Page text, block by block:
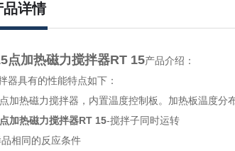
品详情
点加热磁力搅拌器RT 15产品介绍：
器具有的性能特点如下：
加热磁力搅拌器，内置温度控制板。加热板温度分
加热磁力搅拌器RT 15-搅拌子同时运转
相同的反应条件